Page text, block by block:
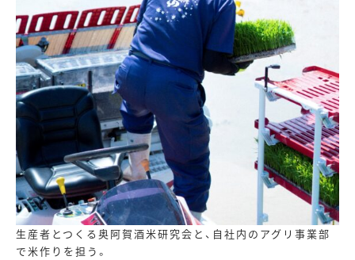
生産者とつくる奥阿賀酒米研究会と、自社内のアグリ事業部
で米作りを担う。